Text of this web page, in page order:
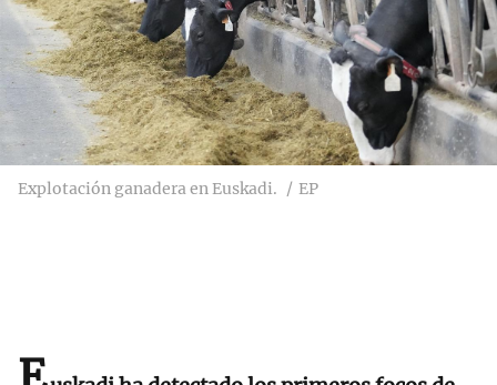
Explotación ganadera en Euskadi. EP